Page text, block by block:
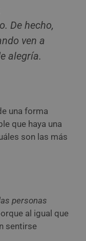
De hecho,
ven a
alegría.
una forma
que haya una
son las más
personas
al igual que
sentirse